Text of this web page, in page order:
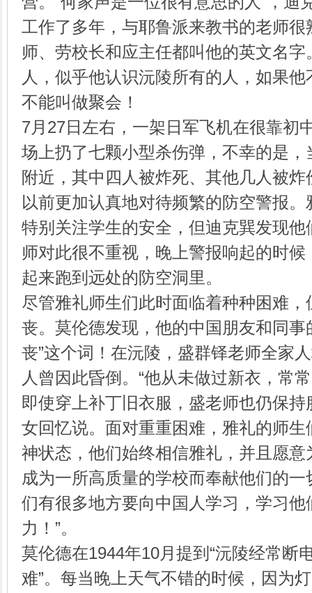
工作了多年，与耶鲁派来教书的老师
师、劳校长和应主任都叫他的英文名
人，似乎他认识沅陵所有的人，如果
不能叫做聚会！
7月27日左右，一架日军飞机在很靠初
场上扔了七颗小型杀伤弹，不幸的是
附近，其中四人被炸死、其他几人被
以前更加认真地对待频繁的防空警报
特别关注学生的安全，但迪克巽发现
师对此很不重视，晚上警报响起的时
起来跑到远处的防空洞里。
尽管雅礼师生们此时面临着种种困难
丧。莫伦德发现，他的中国朋友和同事
丧”这个词！在沅陵，盛群铎老师全家
人曾因此昏倒。“他从未做过新衣，常
即使穿上补丁旧衣服，盛老师也仍保持
女回忆说。面对重重困难，雅礼的师
神状态，他们始终相信雅礼，并且愿
成为一所高质量的学校而奉献他们的一
们有很多地方要向中国人学习，学习
力！”。
莫伦德在1944年10月提到“沅陵经常断
难”。每当晚上天气不错的时候，因为